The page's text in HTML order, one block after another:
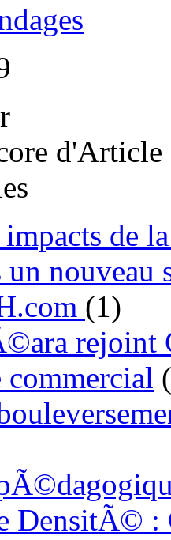
d'Article
impacts de
un
(1)
rejoint
commercial
DensitÃ© :